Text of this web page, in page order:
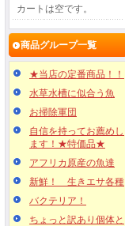
カートは空です。
商品グループ一覧
★当店の定番商品！！
水草水槽に似合う魚
お掃除軍団
自信を持ってお薦めし
ます！★特価品★
アフリカ原産の魚達
新鮮！ 生きエサ各種
バクテリア！
ちょっと訳あり個体と